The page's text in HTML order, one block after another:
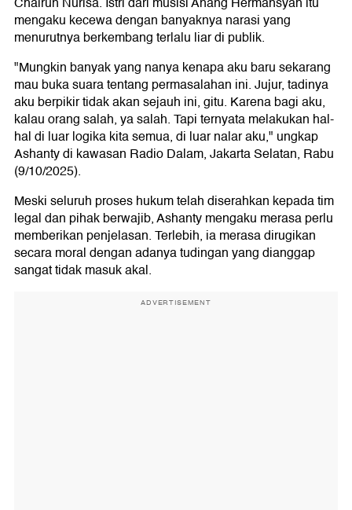
mengaku kecewa dengan banyaknya narasi yang
menurutnya berkembang terlalu liar di publik.
"Mungkin banyak yang nanya kenapa aku baru sekarang
mau buka suara tentang permasalahan ini. Jujur, tadinya
aku berpikir tidak akan sejauh ini, gitu. Karena bagi aku,
kalau orang salah, ya salah. Tapi ternyata melakukan hal-
hal di luar logika kita semua, di luar nalar aku," ungkap
Ashanty di kawasan Radio Dalam, Jakarta Selatan, Rabu
(9/10/2025).
Meski seluruh proses hukum telah diserahkan kepada tim
legal dan pihak berwajib, Ashanty mengaku merasa perlu
memberikan penjelasan. Terlebih, ia merasa dirugikan
secara moral dengan adanya tudingan yang dianggap
sangat tidak masuk akal.
ADVERTISEMENT